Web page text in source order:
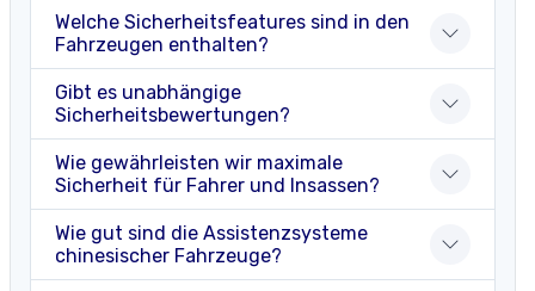
Welche Sicherheitsfeatures sind in den
Fahrzeugen enthalten?
Gibt es unabhängige
Sicherheitsbewertungen?
Wie gewährleisten wir maximale
Sicherheit für Fahrer und Insassen?
Wie gut sind die Assistenzsysteme
chinesischer Fahrzeuge?